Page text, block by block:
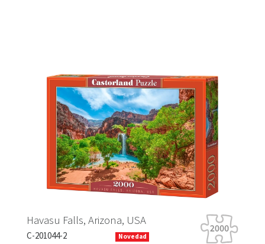
Havasu Falls, Arizona, USA
C-201044-2 Novedad